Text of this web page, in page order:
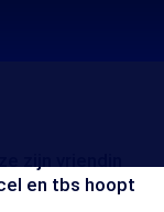
en tbs hoopt